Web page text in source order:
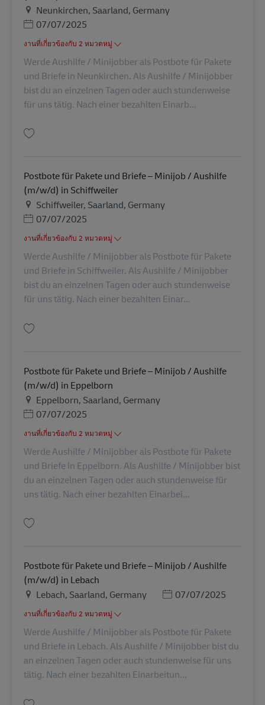
สถานที่
Neunkirchen, Saarland, Germany
Posted Date
07/07/2025
งานที่เกี่ยวข้องกับ 2 หมวดหมู่
Werde Aushilfe / Minijobber als Postbote für Pakete
und Briefe in Neunkirchen. Als Aushilfe / Minijobber
bist du an einzelnen Tagen oder auch stundenweise
für uns tätig. Nach einer bezahlten Einarb...
Postbote für Pakete und Briefe – Minijob / Aushilfe
(m/w/d) in Schiffweiler
สถานที่
Schiffweiler, Saarland, Germany
Posted Date
07/07/2025
งานที่เกี่ยวข้องกับ 2 หมวดหมู่
Werde Aushilfe / Minijobber als Postbote für Pakete
und Briefe in Schiffweiler. Als Aushilfe / Minijobber
bist du an einzelnen Tagen oder auch stundenweise
für uns tätig. Nach einer bezahlten Einar...
Postbote für Pakete und Briefe – Minijob / Aushilfe
(m/w/d) in Eppelborn
สถานที่
Eppelborn, Saarland, Germany
Posted Date
07/07/2025
งานที่เกี่ยวข้องกับ 2 หมวดหมู่
Werde Aushilfe / Minijobber als Postbote für Pakete
und Briefe in Eppelborn. Als Aushilfe / Minijobber bist
du an einzelnen Tagen oder auch stundenweise für
uns tätig. Nach einer bezahlten Einarbei...
Postbote für Pakete und Briefe – Minijob / Aushilfe
(m/w/d) in Lebach
สถานที่
Lebach, Saarland, Germany Posted Date
07/07/2025
งานที่เกี่ยวข้องกับ 2 หมวดหมู่
Werde Aushilfe / Minijobber als Postbote für Pakete
und Briefe in Lebach. Als Aushilfe / Minijobber bist du
an einzelnen Tagen oder auch stundenweise für uns
tätig. Nach einer bezahlten Einarbeitun...